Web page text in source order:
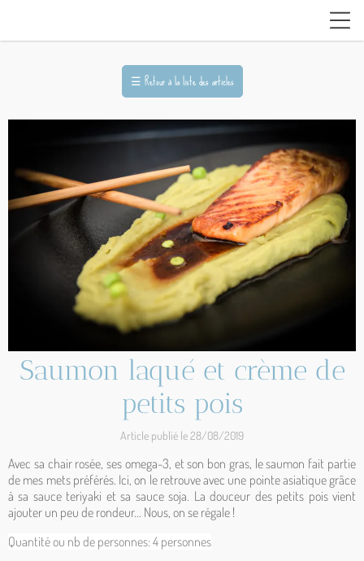
☰Retour à la liste des articles
Saumon laqué et crème de
petits pois
Article publié le 28/08/2019
Avec sa chair rosée, ses omega-3, et son bon gras, le saumon fait partie
de mes mets préférés. Ici, on le retrouve avec une pointe asiatique grâce
à sa sauce teriyaki et sa sauce soja. La douceur des petits pois vient
ajouter un peu de rondeur... Nous, on se régale !
Quantité ou nb de personnes: 4 personnes